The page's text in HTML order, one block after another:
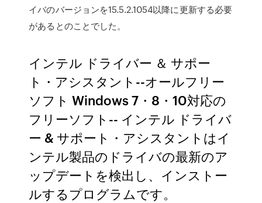
イバのバージョンを15.5.2.1054以降に更新する必要
があるとのことでした。
インテル ドライバー ＆ サポー
ト・アシスタント--オールフリー
ソフト Windows 7・8・10対応の
フリーソフト-- インテル ドライバ
ー & サポート・アシスタントはイ
ンテル製品のドライバの最新のア
ップデートを検出し、インストー
ルするプログラムです。